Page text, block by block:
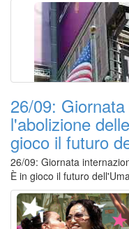
26/09:
l'abolizione
gioco il futuro
26/09: Giornata
È in gioco il futuro